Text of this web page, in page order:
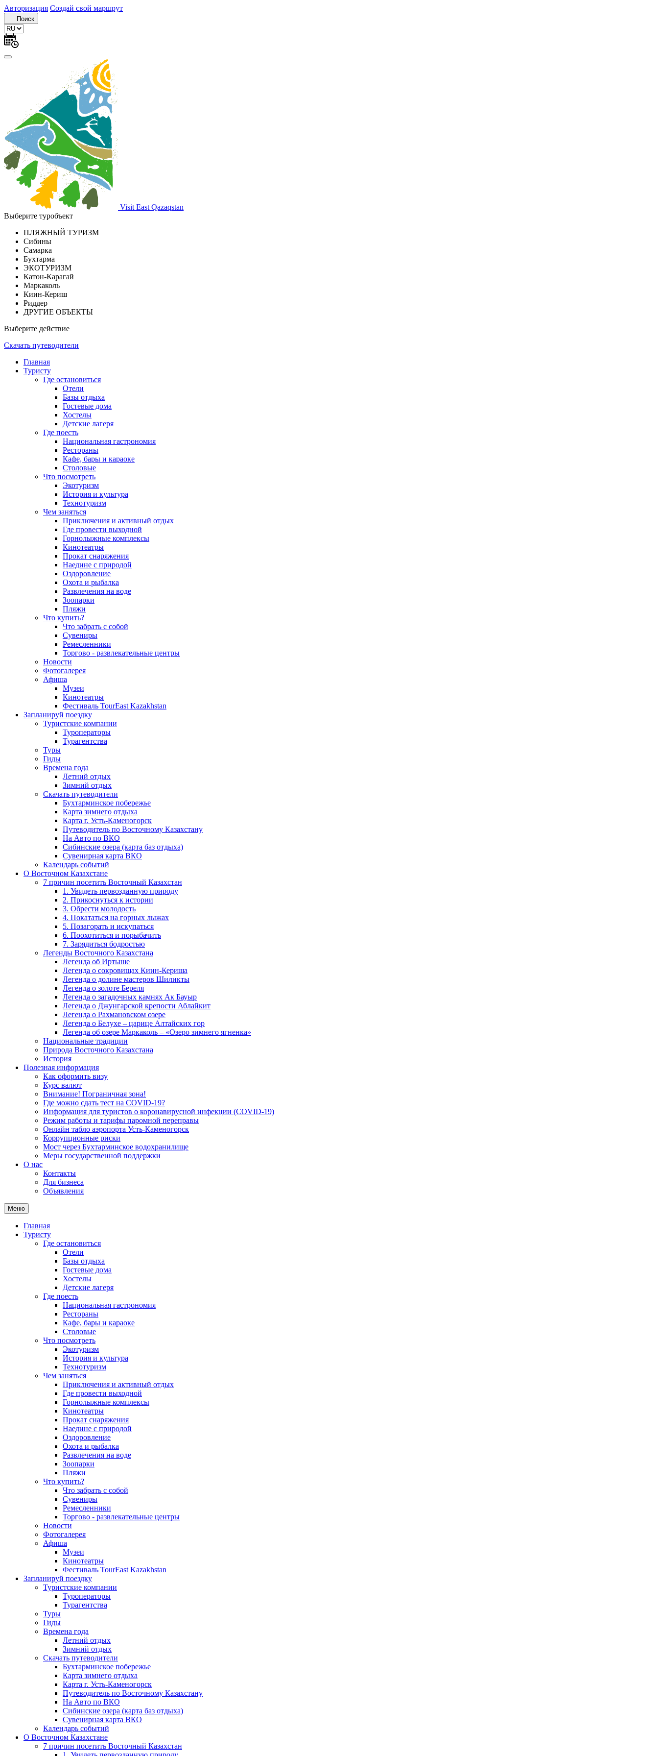
Авторизация Создай свой маршрут
Поиск
Visit East Qazaqstan
Выберите туробъект
ПЛЯЖНЫЙ ТУРИЗМ
Сибины
Самарка
Бухтарма
ЭКОТУРИЗМ
Катон-Карагай
Маркаколь
Киин-Кериш
Риддер
ДРУГИЕ ОБЪЕКТЫ
Выберите действие
Скачать путеводители
Главная
Туристу
Где остановиться
Отели
Базы отдыха
Гостевые дома
Хостелы
Детские лагеря
Где поесть
Национальная гастрономия
Рестораны
Кафе, бары и караоке
Столовые
Что посмотреть
Экотуризм
История и культура
Технотуризм
Чем заняться
Приключения и активный отдых
Где провести выходной
Горнолыжные комплексы
Кинотеатры
Прокат снаряжения
Наедине с природой
Оздоровление
Охота и рыбалка
Развлечения на воде
Зоопарки
Пляжи
Что купить?
Что забрать с собой
Сувениры
Ремесленники
Торгово - развлекательные центры
Новости
Фотогалерея
Афиша
Музеи
Кинотеатры
Фестиваль TourEast Kazakhstan
Запланируй поездку
Туристские компании
Туроператоры
Турагентства
Туры
Гиды
Времена года
Летний отдых
Зимний отдых
Скачать путеводители
Бухтарминское побережье
Карта зимнего отдыха
Карта г. Усть-Каменогорск
Путеводитель по Восточному Казахстану
На Авто по ВКО
Сибинские озера (карта баз отдыха)
Сувенирная карта ВКО
Календарь событий
О Восточном Казахстане
7 причин посетить Восточный Казахстан
1. Увидеть первозданную природу
2. Прикоснуться к истории
3. Обрести молодость
4. Покататься на горных лыжах
5. Позагорать и искупаться
6. Поохотиться и порыбачить
7. Зарядиться бодростью
Легенды Восточного Казахстана
Легенда об Иртыше
Легенда о сокровищах Киин-Кериша
Легенда о долине мастеров Шиликты
Легенда о золоте Береля
Легенда о загадочных камнях Ак Бауыр
Легенда о Джунгарской крепости Аблайкит
Легенда о Рахмановском озере
Легенда о Белухе – царице Алтайских гор
Легенда об озере Маркаколь – «Озеро зимнего ягненка»
Национальные традиции
Природа Восточного Казахстана
История
Полезная информация
Как оформить визу
Курс валют
Внимание! Пограничная зона!
Где можно сдать тест на COVID-19?
Информация для туристов о коронавирусной инфекции (COVID-19)
Режим работы и тарифы паромной переправы
Онлайн табло аэропорта Усть-Каменогорск
Коррупционные риски
Мост через Бухтарминское водохранилище
Меры государственной поддержки
О нас
Контакты
Для бизнеса
Объявления
Меню
Главная
Туристу
Где остановиться
Отели
Базы отдыха
Гостевые дома
Хостелы
Детские лагеря
Где поесть
Национальная гастрономия
Рестораны
Кафе, бары и караоке
Столовые
Что посмотреть
Экотуризм
История и культура
Технотуризм
Чем заняться
Приключения и активный отдых
Где провести выходной
Горнолыжные комплексы
Кинотеатры
Прокат снаряжения
Наедине с природой
Оздоровление
Охота и рыбалка
Развлечения на воде
Зоопарки
Пляжи
Что купить?
Что забрать с собой
Сувениры
Ремесленники
Торгово - развлекательные центры
Новости
Фотогалерея
Афиша
Музеи
Кинотеатры
Фестиваль TourEast Kazakhstan
Запланируй поездку
Туристские компании
Туроператоры
Турагентства
Туры
Гиды
Времена года
Летний отдых
Зимний отдых
Скачать путеводители
Бухтарминское побережье
Карта зимнего отдыха
Карта г. Усть-Каменогорск
Путеводитель по Восточному Казахстану
На Авто по ВКО
Сибинские озера (карта баз отдыха)
Сувенирная карта ВКО
Календарь событий
О Восточном Казахстане
7 причин посетить Восточный Казахстан